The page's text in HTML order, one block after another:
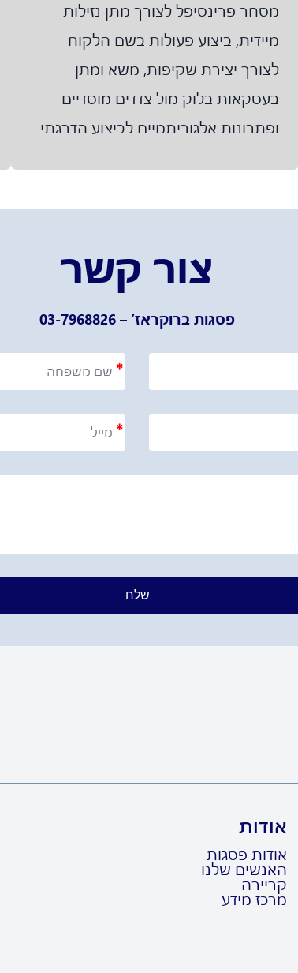
מסחר פרינסיפל לצורך מתן נזילות
מיידית, ביצוע פעולות בשם הלקוח
לצורך יצירת שקיפות, משא ומתן
בעסקאות בלוק מול צדדים מוסדיים
ופתרונות אלגוריתמיים לביצוע הדרגתי
צור קשר
פסגות ברוקראז’ – 03-7968826
שלח
אודות
אודות פסגות
האנשים שלנו
קריירה
מרכז מידע